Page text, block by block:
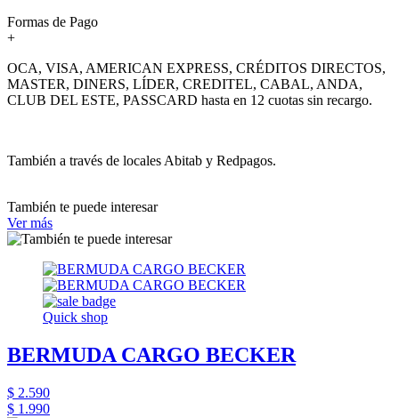
Formas de Pago
+
OCA, VISA, AMERICAN EXPRESS, CRÉDITOS DIRECTOS,
MASTER, DINERS, LÍDER, CREDITEL, CABAL, ANDA,
CLUB DEL ESTE, PASSCARD hasta en 12 cuotas sin recargo.
También a través de locales Abitab y Redpagos.
También te puede interesar
Ver más
Quick shop
BERMUDA CARGO BECKER
$ 2.590
$ 1.990